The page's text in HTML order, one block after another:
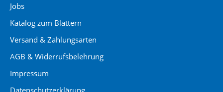
Jobs
Katalog zum Blättern
Versand & Zahlungsarten
AGB & Widerrufsbelehrung
Impressum
Datenschutzerklärung